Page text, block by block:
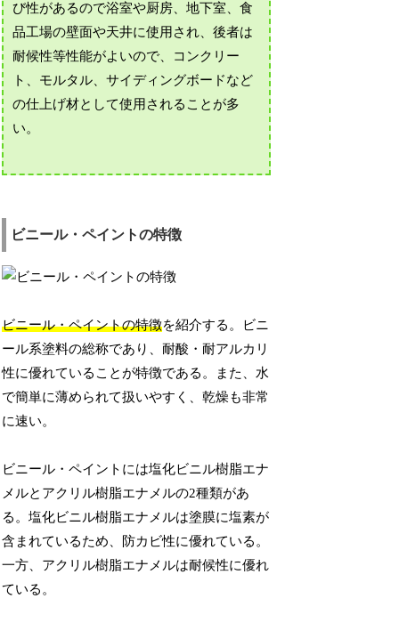
び性があるので浴室や厨房、地下室、食
品工場の壁面や天井に使用され、後者は
耐候性等性能がよいので、コンクリー
ト、モルタル、サイディングボードなど
の仕上げ材として使用されることが多
い。
ビニール・ペイントの特徴
ビニール・ペイントの特徴を紹介する。ビニ
ール系塗料の総称であり、耐酸・耐アルカリ
性に優れていることが特徴である。また、水
で簡単に薄められて扱いやすく、乾燥も非常
に速い。
ビニール・ペイントには塩化ビニル樹脂エナ
メルとアクリル樹脂エナメルの2種類があ
る。塩化ビニル樹脂エナメルは塗膜に塩素が
含まれているため、防カビ性に優れている。
一方、アクリル樹脂エナメルは耐候性に優れ
ている。